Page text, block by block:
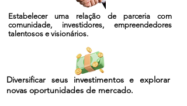
Estabelecer uma relação de parceria com
comunidade, investidores, empreendedores
talentosos e visionários.
Diversificar seus investimentos e explorar
novas oportunidades de mercado.